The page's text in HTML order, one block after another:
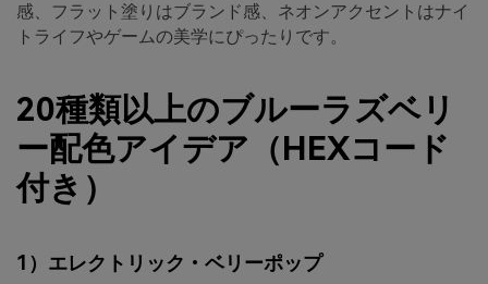
感、フラット塗りはブランド感、ネオンアクセントはナイ
トライフやゲームの美学にぴったりです。
20種類以上のブルーラズベリ
ー配色アイデア（HEXコード
付き）
1）エレクトリック・ベリーポップ